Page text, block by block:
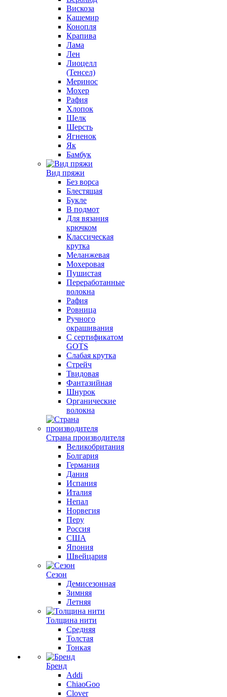
Вискоза
Кашемир
Конопля
Крапива
Лама
Лен
Лиоцелл
(Тенсел)
Меринос
Мохер
Рафия
Хлопок
Шелк
Шерсть
Ягненок
Як
Бамбук
Вид пряжи
Без ворса
Блестящая
Букле
В подмот
Для вязания
крючком
Классическая
крутка
Меланжевая
Мохеровая
Пушистая
Переработанные
волокна
Рафия
Ровница
Ручного
окрашивания
С сертификатом
GOTS
Слабая крутка
Стрейч
Твидовая
Фантазийная
Шнурок
Органические
волокна
Страна производителя
Великобритания
Болгария
Германия
Дания
Испания
Италия
Непал
Норвегия
Перу
Россия
США
Япония
Швейцария
Сезон
Демисезонная
Зимняя
Летняя
Толщина нити
Средняя
Толстая
Тонкая
Бренд
Addi
ChiaoGoo
Clover